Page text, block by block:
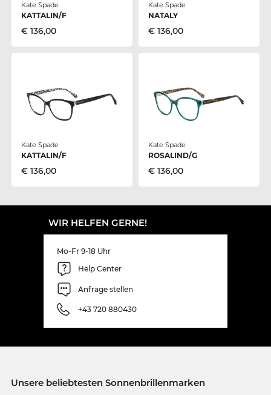
Kate Spade
KATTALIN/F
€ 136,00
Kate Spade
NATALY
€ 136,00
Kate Spade
KATTALIN/F
€ 136,00
Kate Spade
ROSALIND/G
€ 136,00
WIR HELFEN GERNE!
Mo-Fr 9-18 Uhr
Help Center
Anfrage stellen
+43 720 880430
Unsere beliebtesten Sonnenbrillenmarken